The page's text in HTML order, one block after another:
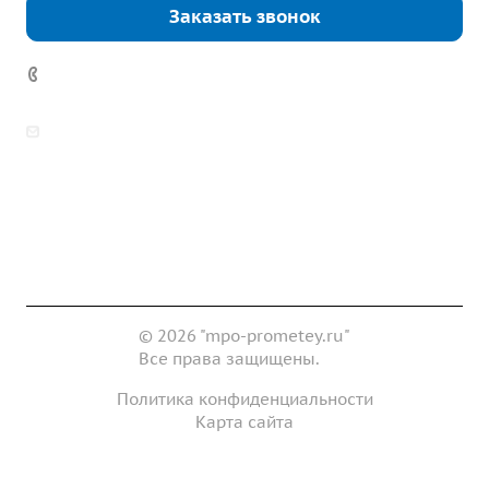
Заказать звонок
© 2026 "mpo-prometey.ru"
Все права защищены.
Политика конфиденциальности
Карта сайта